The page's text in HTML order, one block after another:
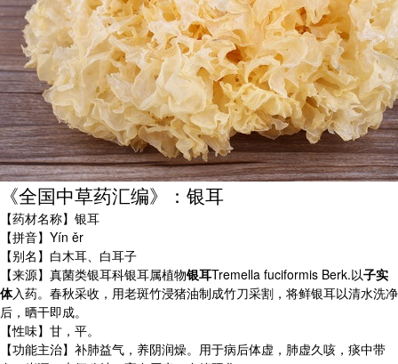
《全国中草药汇编》：银耳
【药材名称】银耳
【拼音】Yín ěr
【别名】白木耳、白耳子
【来源】真菌类银耳科银耳属植物银耳Tremella fuciformis Berk.以子实
体入药。春秋采收，用老斑竹浸猪油制成竹刀采割，将鲜银耳以清水洗净
后，晒干即成。
【性味】甘，平。
【功能主治】补肺益气，养阴润燥。用于病后体虚，肺虚久咳，痰中带